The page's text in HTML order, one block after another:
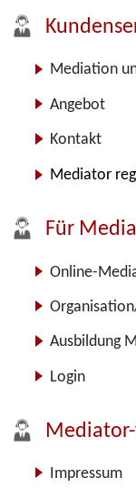
Mediation
Angebot
Kontakt
Mediator
Für
Online-
Ausbildung
Login
Impressum